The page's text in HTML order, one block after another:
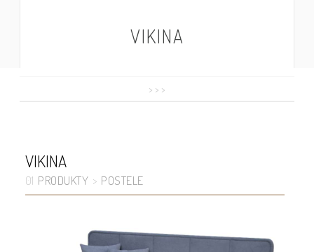
VIKINA
> > >
VIKINA
01 PRODUKTY > POSTELE